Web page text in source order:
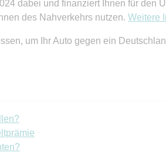
dabei und finanziert Ihnen für
des Nahverkehrs nutzen. Weitere
um Ihr Auto gegen ein